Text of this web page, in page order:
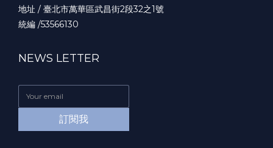
地址 / 臺北市萬華區武昌街2段32之1號
統編 /53566130
NEWS LETTER
訂閱我